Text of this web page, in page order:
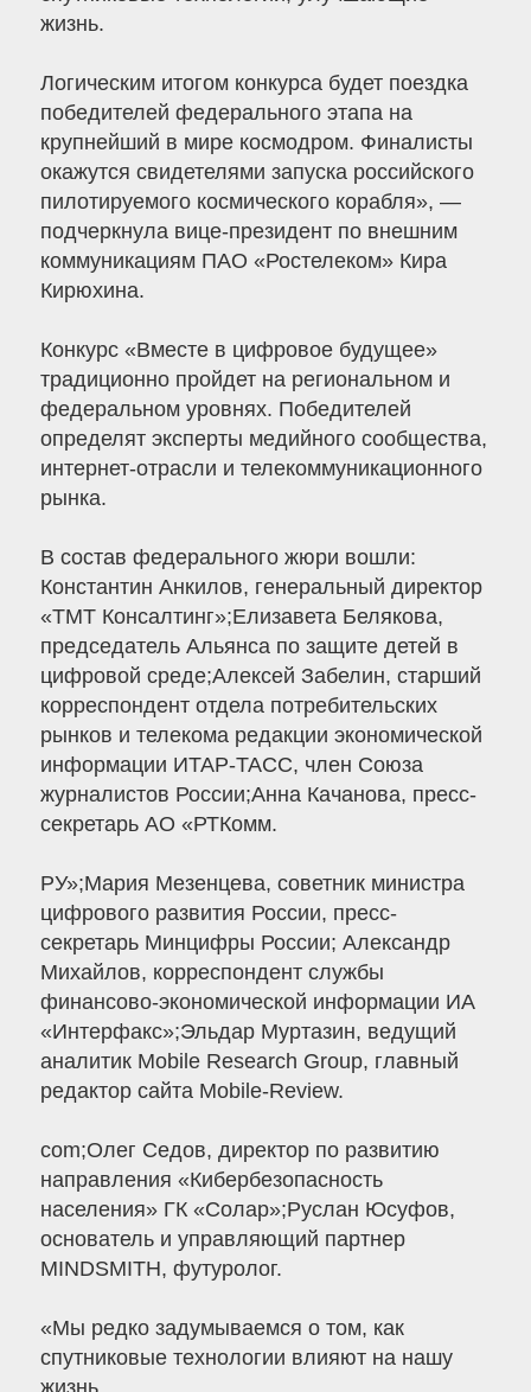
жизнь.
Логическим итогом конкурса будет поездка
победителей федерального этапа на
крупнейший в мире космодром. Финалисты
окажутся свидетелями запуска российского
пилотируемого космического корабля», —
подчеркнула вице-президент по внешним
коммуникациям ПАО «Ростелеком» Кира
Кирюхина.
Конкурс «Вместе в цифровое будущее»
традиционно пройдет на региональном и
федеральном уровнях. Победителей
определят эксперты медийного сообщества,
интернет-отрасли и телекоммуникационного
рынка.
В состав федерального жюри вошли:
Константин Анкилов, генеральный директор
«ТМТ Консалтинг»;Елизавета Белякова,
председатель Альянса по защите детей в
цифровой среде;Алексей Забелин, старший
корреспондент отдела потребительских
рынков и телекома редакции экономической
информации ИТАР-ТАСС, член Союза
журналистов России;Анна Качанова, пресс-
секретарь АО «РТКомм.
РУ»;Мария Мезенцева, советник министра
цифрового развития России, пресс-
секретарь Минцифры России; Александр
Михайлов, корреспондент службы
финансово-экономической информации ИА
«Интерфакс»;Эльдар Муртазин, ведущий
аналитик Mobile Research Group, главный
редактор сайта Mobile-Review.
com;Олег Седов, директор по развитию
направления «Кибербезопасность
населения» ГК «Солар»;Руслан Юсуфов,
основатель и управляющий партнер
MINDSMITH, футуролог.
«Мы редко задумываемся о том, как
спутниковые технологии влияют на нашу